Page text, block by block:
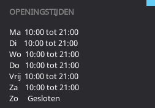
OPENINGSTIJDEN
Ma 10:00 tot 21:00
Di 10:00 tot 21:00
Wo 10:00 tot 21:00
Do 10:00 tot 21:00
Vrij 10:00 tot 21:00
Za 10:00 tot 21:00
Zo Gesloten